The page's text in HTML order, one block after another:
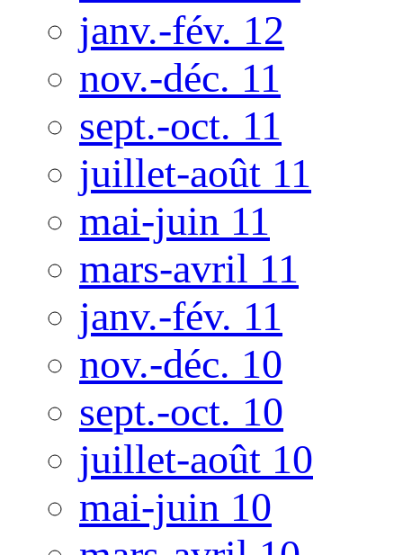
janv.-fév. 12
nov.-déc. 11
sept.-oct. 11
juillet-août 11
mai-juin 11
mars-avril 11
janv.-fév. 11
nov.-déc. 10
sept.-oct. 10
juillet-août 10
mai-juin 10